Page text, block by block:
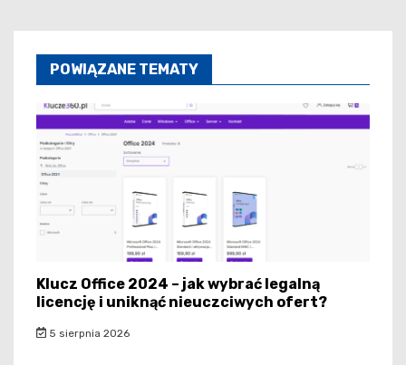
POWIĄZANE TEMATY
Klucz Office 2024 – jak wybrać legalną
licencję i uniknąć nieuczciwych ofert?
5 sierpnia 2026